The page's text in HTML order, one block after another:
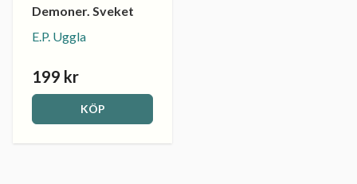
Demoner. Sveket
E.P. Uggla
199 kr
KÖP